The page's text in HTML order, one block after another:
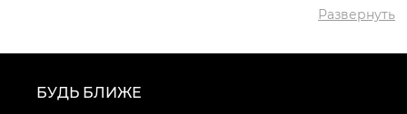
Развернуть
БУДЬ БЛИЖЕ